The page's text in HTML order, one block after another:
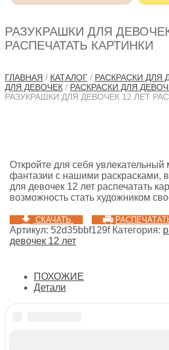
РАЗУКРАШКИ ДЛЯ
РАСПЕЧАТАТЬ КАРТИНКИ
ГЛАВНАЯ / КАТАЛОГ / РАСКРАСКИ ДЛЯ
ДЛЯ ДЕВОЧЕК / РАСКРАСКИ ДЛЯ
РАЗУКРАШКИ ДЛЯ ДЕВОЧЕК 12 ЛЕТ
Откройте для себя увлекательный
фантазии с нашими раскрасками,
для девочек 12 лет распечатать
возможность стать художником
СКАЧАТЬ
Артикул: 52d35bbf129f Категория:
девочек 12 лет
ПОХОЖИЕ
Детали